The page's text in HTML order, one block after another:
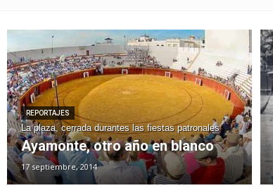
REPORTAJES
La plaza, cerrada durantes las fiestas patronales
Ayamonte, otro año en blanco
17 septiembre, 2014